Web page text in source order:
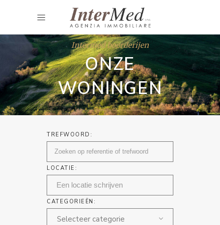
Intermed boerderijen
ONZE
WONINGEN
TREFWOORD:
LOCATIE:
CATEGORIEËN:
Selecteer categorie